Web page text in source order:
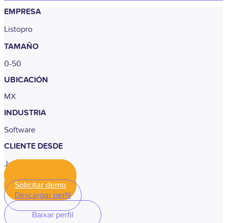
EMPRESA
Listopro
TAMAÑO
0-50
UBICACIÓN
MX
INDUSTRIA
Software
CLIENTE DESDE
Junho de 2021
Solicitar demo
Descargar perfil
Baixar perfil